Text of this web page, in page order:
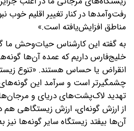
رفت‌وآمدها در کنار تغییر اقلیم خوب
مناطق افزایش‌یافته است.»
به گفته این کارشناس حیات‌وحش ما
خلیج‌فارس داریم که عمده آن‌ها
انقراض یا حساس هستند. «تنوع
چشمگیرتر است و سرآمد این
تهدید لاک‌پشت‌های دریای و
از ارزش گونه‌ای، ارزش زیستگاهی هم
آن‌ها بیفتد زیستگاه سایر گونه‌ها